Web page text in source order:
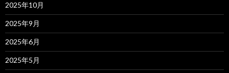
2025年10月
2025年9月
2025年6月
2025年5月